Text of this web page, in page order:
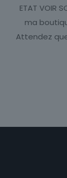
ETAT VOIR
ma
Attendez